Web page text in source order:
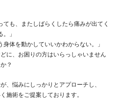
ても、またしばらくしたら痛みが出てく
。」
身体を動かしていいかわからない。」
に、お困りの方はいらっしゃいません
か？
、悩みにしっかりとアプローチし、
施術をご提案しております。